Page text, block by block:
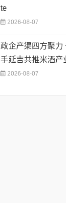
te
2026-08-07
政企产渠四方聚力
手延吉共推米酒产
2026-08-07